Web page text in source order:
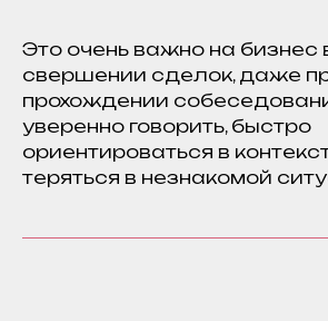
Это очень важно на бизнес
свершении сделок, даже
прохождении
уверенно говорить, быстро
ориентироваться в
теряться в незнакомой